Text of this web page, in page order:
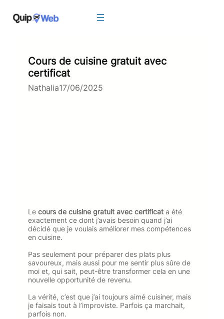
Cours de cuisine gratuit avec
certificat
Nathalia17/06/2025
Le cours de cuisine gratuit avec certificat a été
exactement ce dont j’avais besoin quand j’ai
décidé que je voulais améliorer mes compétences
en cuisine.
Pas seulement pour préparer des plats plus
savoureux, mais aussi pour me sentir plus sûre de
moi et, qui sait, peut-être transformer cela en une
nouvelle opportunité de revenu.
La vérité, c’est que j’ai toujours aimé cuisiner, mais
je faisais tout à l’improviste. Parfois ça marchait,
parfois non.